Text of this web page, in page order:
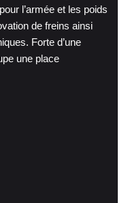
l’armée et les poids
de freins ainsi
Forte d’une
une place